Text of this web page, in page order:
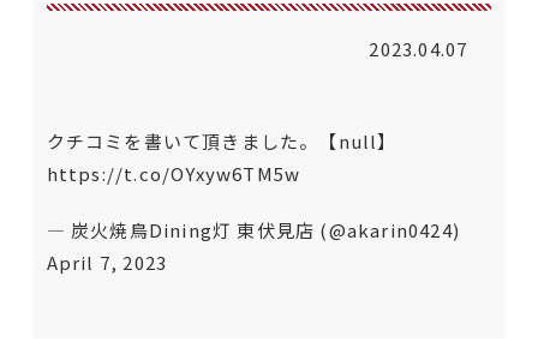
2023.04.07
クチコミを書いて頂きました。【null】
https://t.co/OYxyw6TM5w
— 炭火焼鳥Dining灯 東伏見店 (@akarin0424)
April 7, 2023